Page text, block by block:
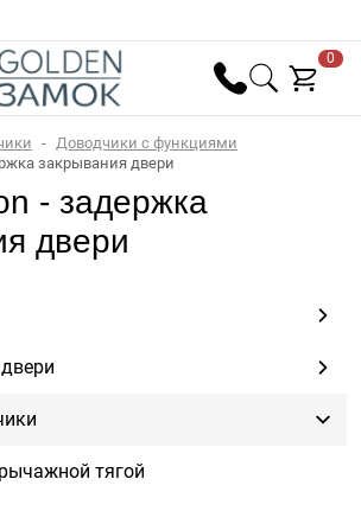
0
Доводчики с функциями
закрывания двери
- задержка
двери
тягой